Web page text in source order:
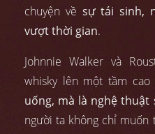
chuyện về sự tái sinh,
vượt thời gian.
Johnnie Walker và
whisky lên một tầm cao
uống, mà là nghệ thuật
người ta không chỉ